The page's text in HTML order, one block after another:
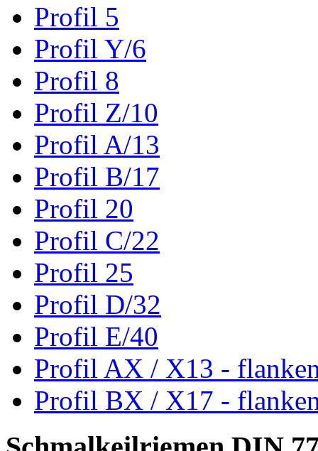
Profil 5
Profil Y/6
Profil 8
Profil Z/10
Profil A/13
Profil B/17
Profil 20
Profil C/22
Profil 25
Profil D/32
Profil E/40
Profil AX / X13 -
Profil BX / X17 -